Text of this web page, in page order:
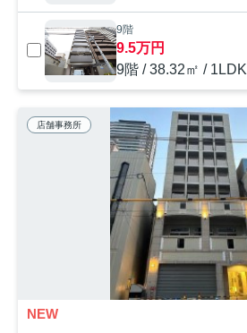
9階
9.5万円
9階 / 38.32㎡ / 1LDK
店舗事務所
NEW